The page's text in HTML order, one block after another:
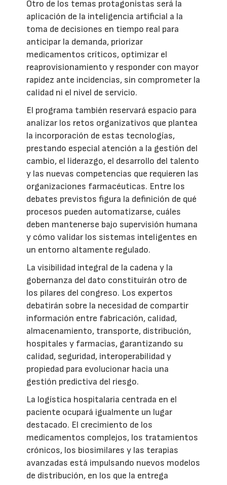
Otro de los temas protagonistas será la
aplicación de la inteligencia artificial a la
toma de decisiones en tiempo real para
anticipar la demanda, priorizar
medicamentos críticos, optimizar el
reaprovisionamiento y responder con mayor
rapidez ante incidencias, sin comprometer la
calidad ni el nivel de servicio.
El programa también reservará espacio para
analizar los retos organizativos que plantea
la incorporación de estas tecnologías,
prestando especial atención a la gestión del
cambio, el liderazgo, el desarrollo del talento
y las nuevas competencias que requieren las
organizaciones farmacéuticas. Entre los
debates previstos figura la definición de qué
procesos pueden automatizarse, cuáles
deben mantenerse bajo supervisión humana
y cómo validar los sistemas inteligentes en
un entorno altamente regulado.
La visibilidad integral de la cadena y la
gobernanza del dato constituirán otro de
los pilares del congreso. Los expertos
debatirán sobre la necesidad de compartir
información entre fabricación, calidad,
almacenamiento, transporte, distribución,
hospitales y farmacias, garantizando su
calidad, seguridad, interoperabilidad y
propiedad para evolucionar hacia una
gestión predictiva del riesgo.
La logística hospitalaria centrada en el
paciente ocupará igualmente un lugar
destacado. El crecimiento de los
medicamentos complejos, los tratamientos
crónicos, los biosimilares y las terapias
avanzadas está impulsando nuevos modelos
de distribución, en los que la entrega